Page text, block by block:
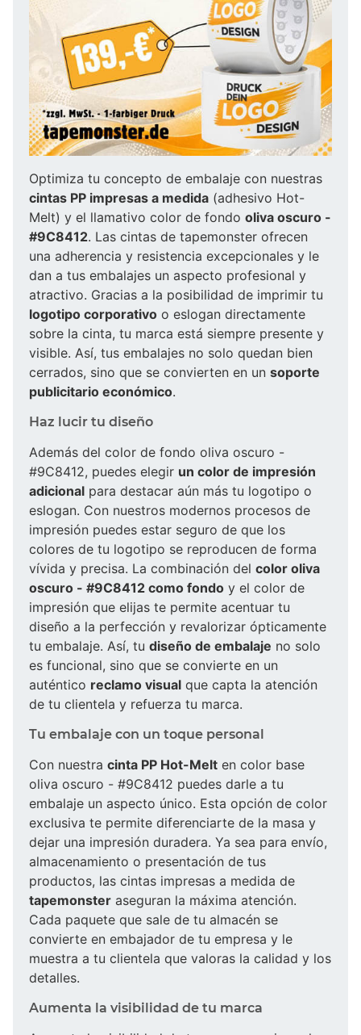
Optimiza tu concepto de embalaje con nuestras
cintas PP impresas a medida (adhesivo Hot-
Melt) y el llamativo color de fondo oliva oscuro -
#9C8412. Las cintas de tapemonster ofrecen
una adherencia y resistencia excepcionales y le
dan a tus embalajes un aspecto profesional y
atractivo. Gracias a la posibilidad de imprimir tu
logotipo corporativo o eslogan directamente
sobre la cinta, tu marca está siempre presente y
visible. Así, tus embalajes no solo quedan bien
cerrados, sino que se convierten en un soporte
publicitario económico.
Haz lucir tu diseño
Además del color de fondo oliva oscuro -
#9C8412, puedes elegir un color de impresión
adicional para destacar aún más tu logotipo o
eslogan. Con nuestros modernos procesos de
impresión puedes estar seguro de que los
colores de tu logotipo se reproducen de forma
vívida y precisa. La combinación del color oliva
oscuro - #9C8412 como fondo y el color de
impresión que elijas te permite acentuar tu
diseño a la perfección y revalorizar ópticamente
tu embalaje. Así, tu diseño de embalaje no solo
es funcional, sino que se convierte en un
auténtico reclamo visual que capta la atención
de tu clientela y refuerza tu marca.
Tu embalaje con un toque personal
Con nuestra cinta PP Hot-Melt en color base
oliva oscuro - #9C8412 puedes darle a tu
embalaje un aspecto único. Esta opción de color
exclusiva te permite diferenciarte de la masa y
dejar una impresión duradera. Ya sea para envío,
almacenamiento o presentación de tus
productos, las cintas impresas a medida de
tapemonster aseguran la máxima atención.
Cada paquete que sale de tu almacén se
convierte en embajador de tu empresa y le
muestra a tu clientela que valoras la calidad y los
detalles.
Aumenta la visibilidad de tu marca